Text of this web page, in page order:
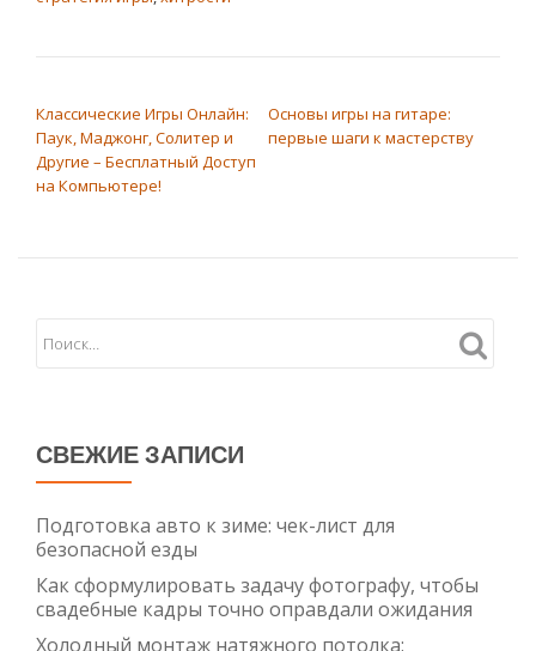
Классические Игры Онлайн:
Паук, Маджонг, Солитер и
Другие – Бесплатный Доступ
на Компьютере!
Основы игры на гитаре:
первые шаги к мастерству
СВЕЖИЕ ЗАПИСИ
Подготовка авто к зиме: чек-лист для
безопасной езды
Как сформулировать задачу фотографу, чтобы
свадебные кадры точно оправдали ожидания
Холодный монтаж натяжного потолка: